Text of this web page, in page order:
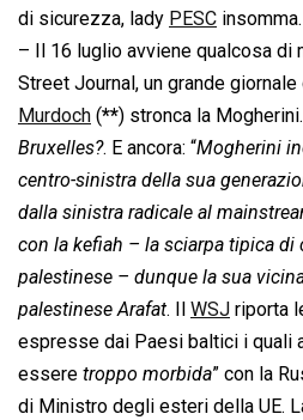
di sicurezza, lady PESC insomma.
– Il 16 luglio avviene qualcosa di
Street Journal, un grande
Murdoch (**) stronca la Mogherini. 
Bruxelles?. E ancora: “Mogherini
centro-sinistra della sua
dalla sinistra radicale al
con la kefiah – la sciarpa tipica di
palestinese – dunque la sua
palestinese Arafat. Il WSJ riporta
espresse dai Paesi baltici i quali
essere  troppo morbida” con la
di Ministro degli esteri della UE.